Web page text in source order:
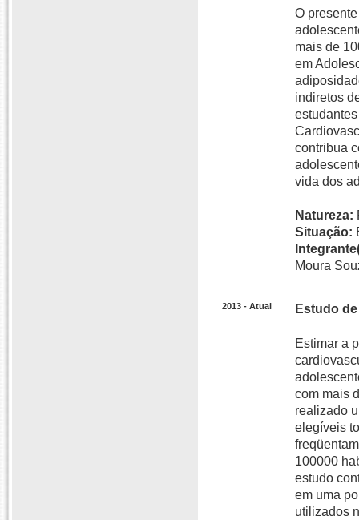
O
mais de
em
indiretos
contribua
vida dos
Natureza:
Situação:
Moura
2013 - Atual Estudo
Estimar a
com mais
realizado
elegíveis
100000
estudo
em uma
utilizados